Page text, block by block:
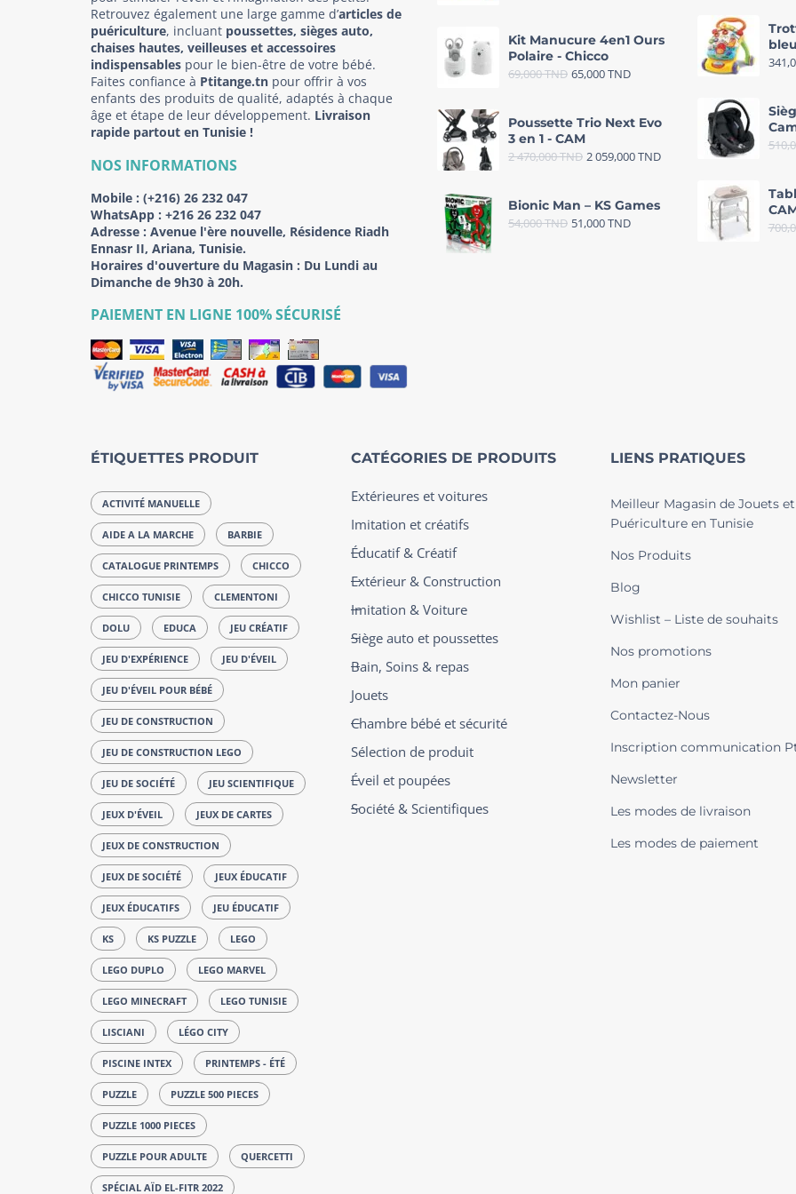
Retrouvez également une large gamme d’articles de
puériculture, incluant poussettes, sièges auto,
chaises hautes, veilleuses et accessoires
indispensables pour le bien-être de votre bébé.
Faites confiance à Ptitange.tn pour offrir à vos
enfants des produits de qualité, adaptés à chaque
âge et étape de leur développement. Livraison
rapide partout en Tunisie !
NOS INFORMATIONS
Mobile : (+216) 26 232 047
WhatsApp : +216 26 232 047
Adresse : Avenue l'ère nouvelle, Résidence Riadh
Ennasr II, Ariana, Tunisie.
Horaires d'ouverture du Magasin : Du Lundi au
Dimanche de 9h30 à 20h.
PAIEMENT EN LIGNE 100% SÉCURISÉ
Kit Manucure 4en1 Ours
Polaire - Chicco
69,000TND 65,000TND
Poussette Trio Next Evo
3 en 1 - CAM
2 470,000TND 2 059,000TND
Bionic Man – KS Games
54,000TND 51,000TND
ÉTIQUETTES PRODUIT
ACTIVITÉ MANUELLE
AIDE A LA MARCHE BARBIE
CATALOGUE PRINTEMPS CHICCO
CHICCO TUNISIE CLEMENTONI
DOLU EDUCA JEU CRÉATIF
JEU D'EXPÉRIENCE JEU D'ÉVEIL
JEU D'ÉVEIL POUR BÉBÉ
JEU DE CONSTRUCTION
JEU DE CONSTRUCTION LEGO
JEU DE SOCIÉTÉ JEU SCIENTIFIQUE
JEUX D'ÉVEIL JEUX DE CARTES
JEUX DE CONSTRUCTION
JEUX DE SOCIÉTÉ JEUX ÉDUCATIF
JEUX ÉDUCATIFS JEU ÉDUCATIF
KS KS PUZZLE LEGO
LEGO DUPLO LEGO MARVEL
LEGO MINECRAFT LEGO TUNISIE
LISCIANI LÉGO CITY
PISCINE INTEX PRINTEMPS - ÉTÉ
PUZZLE PUZZLE 500 PIECES
PUZZLE 1000 PIECES
PUZZLE POUR ADULTE QUERCETTI
SPÉCIAL AÏD EL-FITR 2022
CATÉGORIES DE PRODUITS
Extérieures et voitures
Imitation et créatifs
Éducatif & Créatif
Extérieur & Construction
Imitation & Voiture
Siège auto et poussettes
Bain, Soins & repas
Jouets
Chambre bébé et sécurité
Sélection de produit
Éveil et poupées
Société & Scientifiques
LIENS PRATIQUES
Meilleur Magasin de Jouets et
Puériculture en Tunisie
Nos Produits
Blog
Wishlist – Liste de souhaits
Nos promotions
Mon panier
Contactez-Nous
Inscription communication
Newsletter
Les modes de livraison
Les modes de paiement